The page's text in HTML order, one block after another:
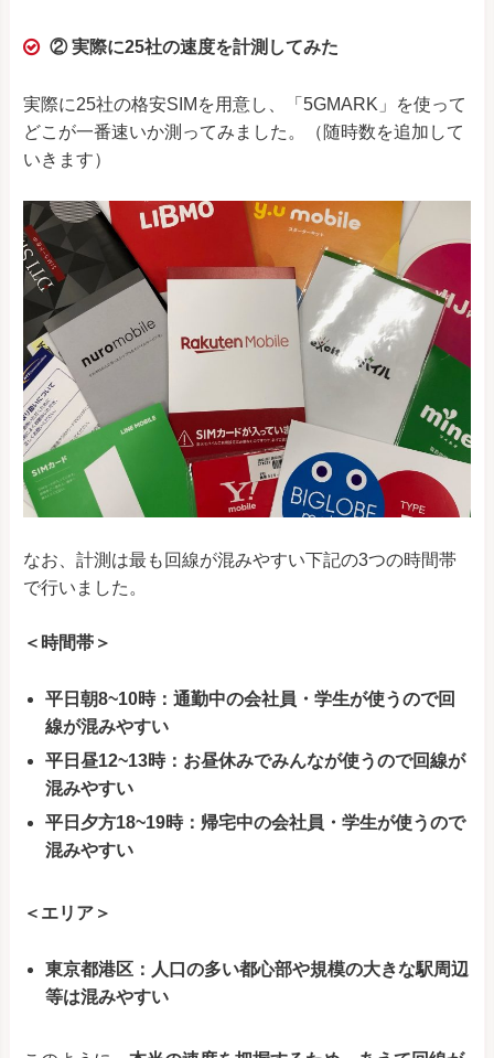
② 実際に25社の速度を計測してみた
実際に25社の格安SIMを用意し、「5GMARK」を使って
どこが一番速いか測ってみました。（随時数を追加して
いきます）
なお、計測は最も回線が混みやすい下記の3つの時間帯
で行いました。
＜時間帯＞
平日朝8~10時：通勤中の会社員・学生が使うので回
線が混みやすい
平日昼12~13時：お昼休みでみんなが使うので回線が
混みやすい
平日夕方18~19時：帰宅中の会社員・学生が使うので
混みやすい
＜エリア＞
東京都港区：人口の多い都心部や規模の大きな駅周辺
等は混みやすい